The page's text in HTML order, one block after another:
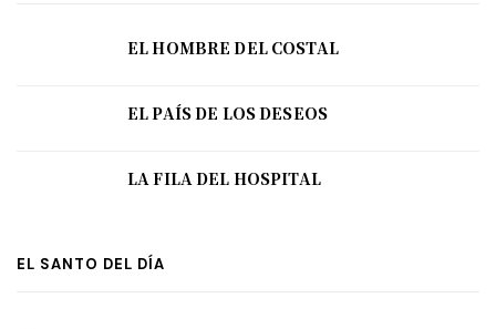
EL HOMBRE DEL COSTAL
EL PAÍS DE LOS DESEOS
LA FILA DEL HOSPITAL
EL SANTO DEL DÍA